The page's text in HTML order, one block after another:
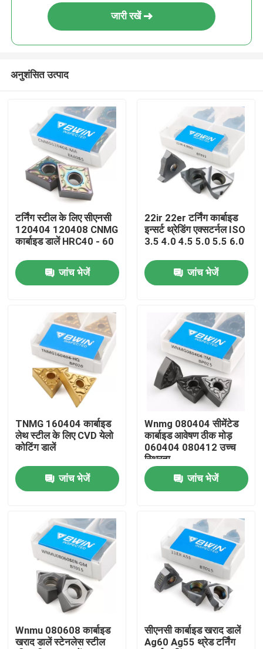
उत्पादों
वीडियो
हमारे बारे में
गुणवत्ता नियंत्रण
संपर्क करें
समाचार
एक उद्धरण की विनती करे
टंगस्टन कार्बाइड आवेषण
जारी रखें
अनुशंसित उत्पाद
टर्निंग स्टील के लिए सीएनसी
120404 120408 CNMG
कार्बाइड डालें HRC40 - 60
जांच भेजें
22ir 22er टर्निंग कार्बाइड
इन्सर्ट थ्रेडिंग एक्सटर्नल ISO
3.5 4.0 4.5 5.0 5.5 6.0
जांच भेजें
TNMG 160404 कार्बाइड
लेथ स्टील के लिए CVD येलो
कोटिंग डालें
जांच भेजें
Wnmg 080404 सीमेंटेड
कार्बाइड आवेषण ठीक मोड़
060404 080412 उच्च
स्थिरता
जांच भेजें
Wnmu 080608 कार्बाइड
खराद डालें स्टेनलेस स्टील
सीएनसी कार्बाइड खराद डालें
Ag60 Ag55 थ्रेड टर्निंग